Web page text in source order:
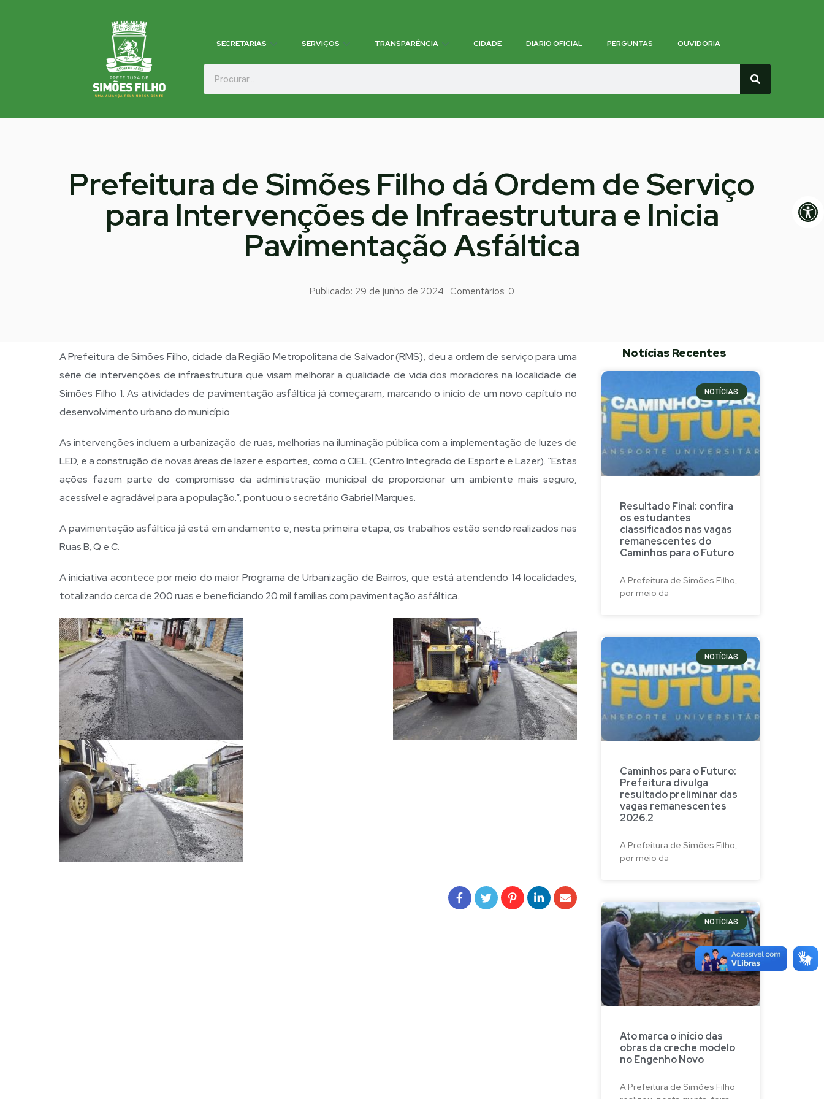
SECRETARIAS SERVIÇOS TRANSPARÊNCIA CIDADE DIÁRIO OFICIAL PERGUNTAS OUVIDORIA
Prefeitura de Simões Filho dá Ordem de Serviço
para Intervenções de Infraestrutura e Inicia
Pavimentação Asfáltica
Publicado: 29 de junho de 2024 Comentários: 0
A Prefeitura de Simões Filho, cidade da Região Metropolitana de Salvador (RMS), deu a ordem de serviço para uma
série de intervenções de infraestrutura que visam melhorar a qualidade de vida dos moradores na localidade de
Simões Filho 1. As atividades de pavimentação asfáltica já começaram, marcando o início de um novo capítulo no
desenvolvimento urbano do município.
As intervenções incluem a urbanização de ruas, melhorias na iluminação pública com a implementação de luzes de
LED, e a construção de novas áreas de lazer e esportes, como o CIEL (Centro Integrado de Esporte e Lazer). “Estas
ações fazem parte do compromisso da administração municipal de proporcionar um ambiente mais seguro,
acessível e agradável para a população.”, pontuou o secretário Gabriel Marques.
A pavimentação asfáltica já está em andamento e, nesta primeira etapa, os trabalhos estão sendo realizados nas
Ruas B, Q e C.
A iniciativa acontece por meio do maior Programa de Urbanização de Bairros, que está atendendo 14 localidades,
totalizando cerca de 200 ruas e beneficiando 20 mil famílias com pavimentação asfáltica.
Notícias Recentes
NOTÍCIAS
Resultado Final: confira
os estudantes
classificados nas vagas
remanescentes do
Caminhos para o Futuro
A Prefeitura de Simões Filho,
por meio da
NOTÍCIAS
Caminhos para o Futuro:
Prefeitura divulga
resultado preliminar das
vagas remanescentes
2026.2
A Prefeitura de Simões Filho,
por meio da
NOTÍCIAS
Ato marca o início das
obras da creche modelo
no Engenho Novo
A Prefeitura de Simões Filho